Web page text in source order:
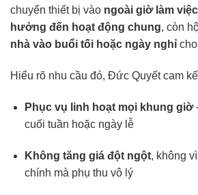
chuyển thiết bị vào ngoài giờ làm
hưởng đến hoạt động chung, còn
nhà vào buổi tối hoặc ngày nghỉ
Hiểu rõ nhu cầu đó, Đức Quyết cam
Phục vụ linh hoạt mọi khung giờ
cuối tuần hoặc ngày lễ
Không tăng giá đột ngột, không
chính mà phụ thu vô lý